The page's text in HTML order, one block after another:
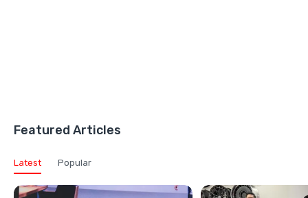
Featured Articles
Latest Popular